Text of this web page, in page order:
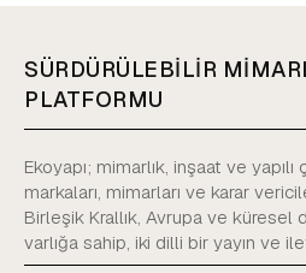
SÜRDÜRÜLEBİLİR
PLATFORMU
Ekoyapı; mimarlık, inşaat ve
markaları, mimarları ve karar
Birleşik Krallık, Avrupa ve küresel
varlığa sahip, iki dilli bir yayın ve